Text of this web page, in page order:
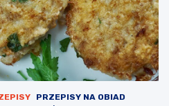
PRZEPISY NA OBIAD